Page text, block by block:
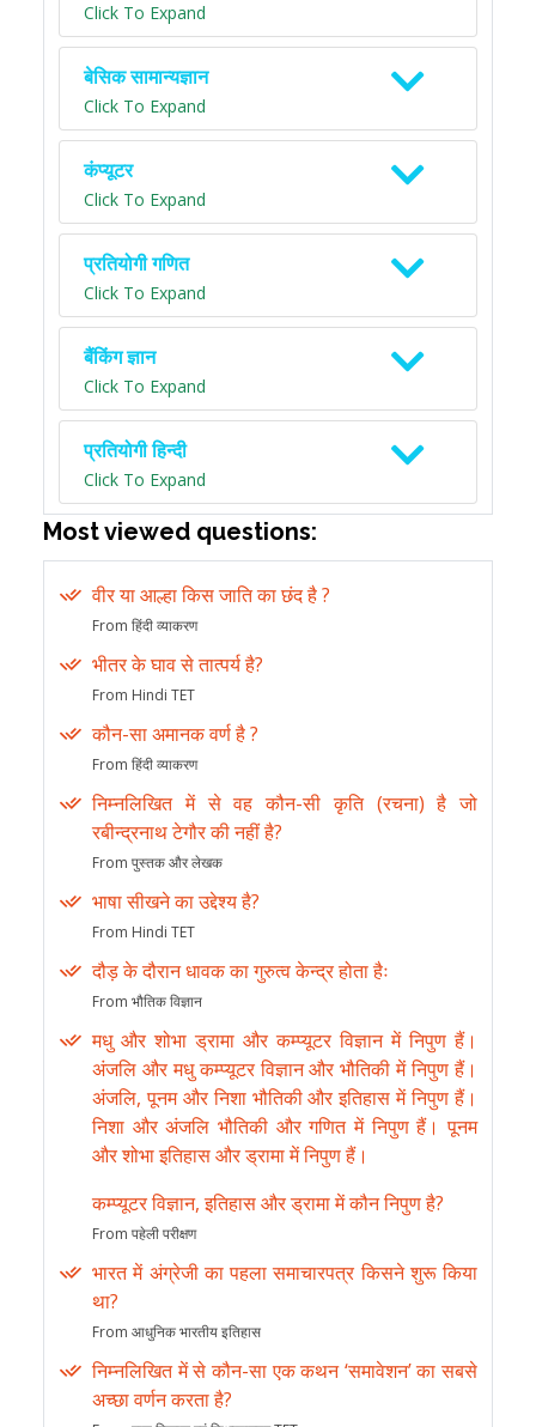
Click To Expand
बेसिक सामान्यज्ञान
Click To Expand
कंप्यूटर
Click To Expand
प्रतियोगी गणित
Click To Expand
बैंकिंग ज्ञान
Click To Expand
प्रतियोगी हिन्दी
Click To Expand
Most viewed questions:
वीर या आल्हा किस जाति का छंद है ?
From हिंदी व्याकरण
भीतर के घाव से तात्पर्य है?
From Hindi TET
कौन-सा अमानक वर्ण है ?
From हिंदी व्याकरण
निम्नलिखित में से वह कौन-सी कृति (रचना) है जो
रबीन्द्रनाथ टेगौर की नहीं है?
From पुस्तक और लेखक
भाषा सीखने का उद्देश्य है?
From Hindi TET
दौड़ के दौरान धावक का गुरुत्व केन्द्र होता हैः
From भौतिक विज्ञान
मधु और शोभा ड्रामा और कम्प्यूटर विज्ञान में निपुण हैं।
अंजलि और मधु कम्प्यूटर विज्ञान और भौतिकी में निपुण हैं।
अंजलि, पूनम और निशा भौतिकी और इतिहास में निपुण हैं।
निशा और अंजलि भौतिकी और गणित में निपुण हैं। पूनम
और शोभा इतिहास और ड्रामा में निपुण हैं।
कम्प्यूटर विज्ञान, इतिहास और ड्रामा में कौन निपुण है?
From पहेली परीक्षण
भारत में अंग्रेजी का पहला समाचारपत्र किसने शुरू किया
था?
From आधुनिक भारतीय इतिहास
निम्नलिखित में से कौन-सा एक कथन ‘समावेशन’ का सबसे
अच्छा वर्णन करता है?